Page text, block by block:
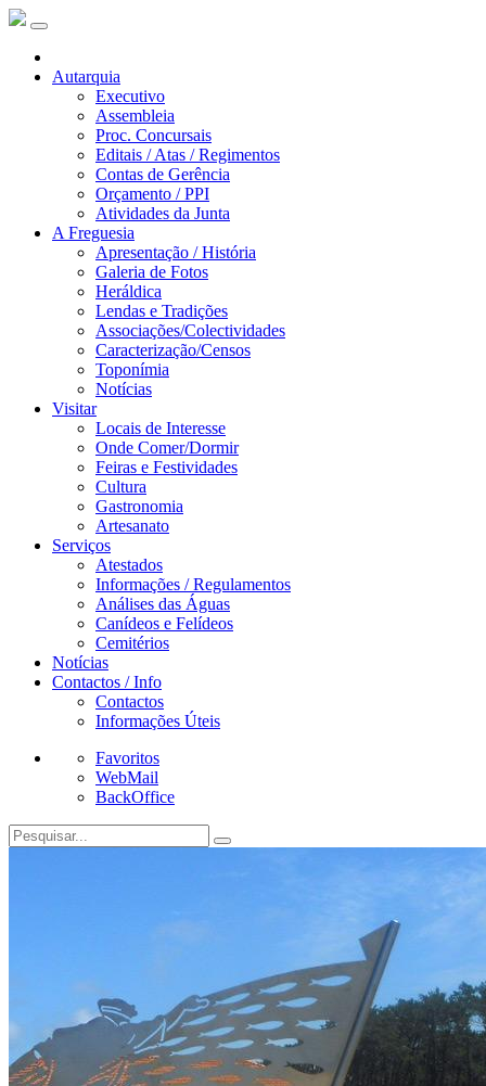
Autarquia
Executivo
Assembleia
Proc. Concursais
Editais / Atas / Regimentos
Contas de Gerência
Orçamento / PPI
Atividades da Junta
A Freguesia
Apresentação / História
Galeria de Fotos
Heráldica
Lendas e Tradições
Associações/Colectividades
Caracterização/Censos
Toponímia
Notícias
Visitar
Locais de Interesse
Onde Comer/Dormir
Feiras e Festividades
Cultura
Gastronomia
Artesanato
Serviços
Atestados
Informações / Regulamentos
Análises das Águas
Canídeos e Felídeos
Cemitérios
Notícias
Contactos / Info
Contactos
Informações Úteis
Favoritos
WebMail
BackOffice